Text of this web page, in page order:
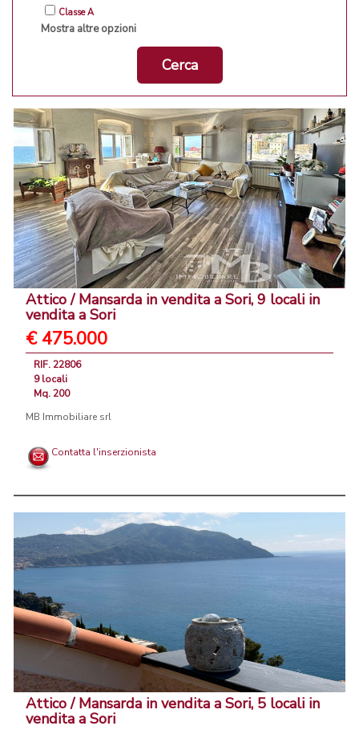
Classe A
Mostra altre opzioni
Cerca
Attico / Mansarda in vendita a Sori, 9 locali in
vendita a Sori
€ 475.000
RIF. 22806
9 locali
Mq. 200
MB Immobiliare srl
Contatta l'inserzionista
Attico / Mansarda in vendita a Sori, 5 locali in
vendita a Sori